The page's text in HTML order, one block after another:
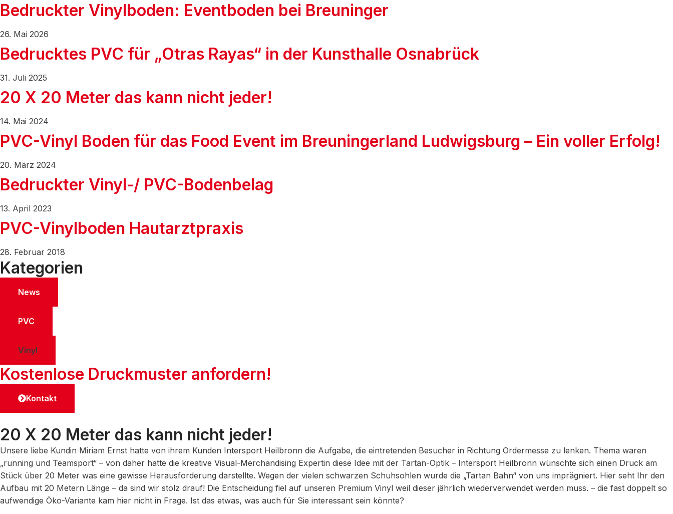
Bedruckter Vinylboden: Eventboden bei Breuninger
26. Mai 2026
Bedrucktes PVC für „Otras Rayas“ in der Kunsthalle Osnabrück
31. Juli 2025
20 X 20 Meter das kann nicht jeder!
14. Mai 2024
PVC-Vinyl Boden für das Food Event im Breuningerland Ludwigsburg – Ein voller Erfolg!
20. März 2024
Bedruckter Vinyl-/ PVC-Bodenbelag
13. April 2023
PVC-Vinylboden Hautarztpraxis
28. Februar 2018
Kategorien
News
PVC
Vinyl
Kostenlose Druckmuster anfordern!
Kontakt
20 X 20 Meter das kann nicht jeder!
Unsere liebe Kundin Miriam Ernst hatte von ihrem Kunden Intersport Heilbronn die Aufgabe, die eintretenden Besucher in Richtung Ordermesse zu lenken. Thema waren
„running und Teamsport“ – von daher hatte die kreative Visual-Merchandising Expertin diese Idee mit der Tartan-Optik – Intersport Heilbronn wünschte sich einen Druck am
Stück über 20 Meter was eine gewisse Herausforderung darstellte. Wegen der vielen schwarzen Schuhsohlen wurde die „Tartan Bahn“ von uns imprägniert. Hier seht Ihr den
Aufbau mit 20 Metern Länge – da sind wir stolz drauf! Die Entscheidung fiel auf unseren Premium Vinyl weil dieser jährlich wiederverwendet werden muss. – die fast doppelt so
aufwendige Öko-Variante kam hier nicht in Frage. Ist das etwas, was auch für Sie interessant sein könnte?